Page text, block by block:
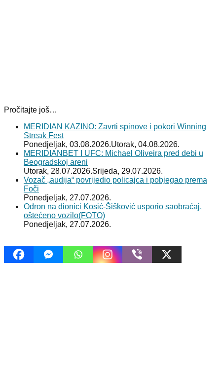
Pročitajte još…
MERIDIAN KAZINO: Zavrti spinove i pokori Winning
Streak Fest
Ponedjeljak, 03.08.2026.Utorak, 04.08.2026.
MERIDIANBET I UFC: Michael Oliveira pred debi u
Beogradskoj areni
Utorak, 28.07.2026.Srijeda, 29.07.2026.
Vozač „audija“ povrijedio policajca i pobjegao prema
Foči
Ponedjeljak, 27.07.2026.
Odron na dionici Kosić-Šišković usporio saobraćaj,
oštećeno vozilo(FOTO)
Ponedjeljak, 27.07.2026.